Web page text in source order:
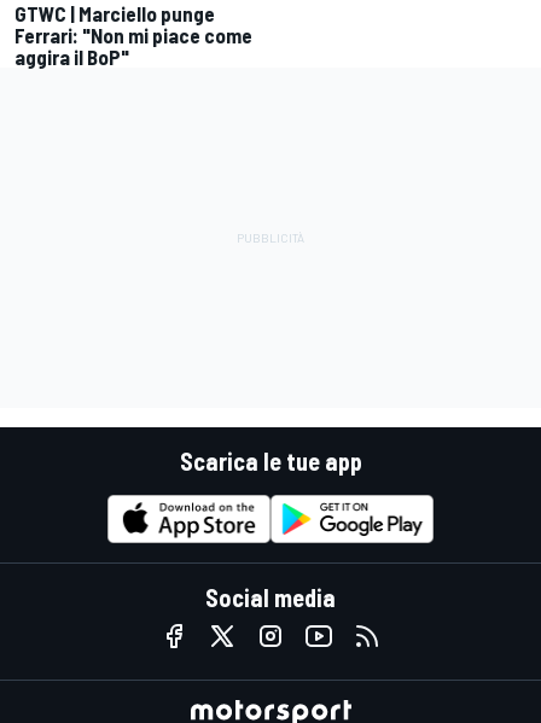
GTWC | Marciello punge
Ferrari: "Non mi piace come
aggira il BoP"
Scarica le tue app
Social media